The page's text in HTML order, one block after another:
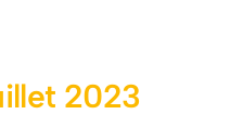
2023